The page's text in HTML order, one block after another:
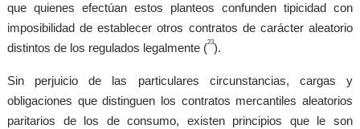
que quienes efectúan estos planteos confunden tipicidad con
imposibilidad de establecer otros contratos de carácter aleatorio
distintos de los regulados legalmente (23).
Sin perjuicio de las particulares circunstancias, cargas y
obligaciones que distinguen los contratos mercantiles aleatorios
paritarios de los de consumo, existen principios que le son